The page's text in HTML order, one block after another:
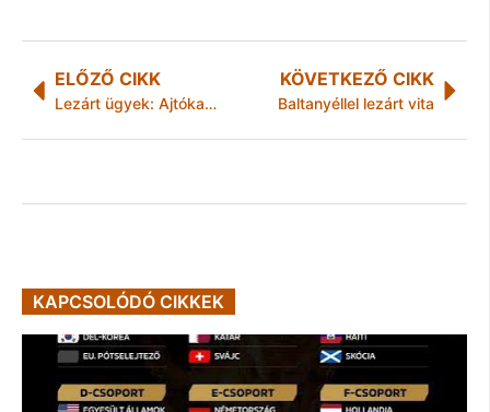
ELŐZŐ CIKK
Lezárt ügyek: Ajtókat lopott
KÖVETKEZŐ CIKK
Baltanyéllel lezárt vita
KAPCSOLÓDÓ CIKKEK